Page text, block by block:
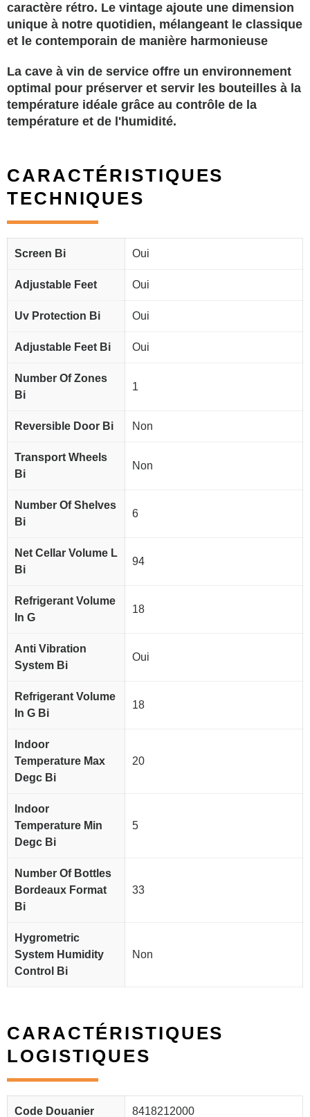
caractère rétro. Le vintage ajoute une dimension
unique à notre quotidien, mélangeant le classique
et le contemporain de manière harmonieuse
La cave à vin de service offre un environnement
optimal pour préserver et servir les bouteilles à la
température idéale grâce au contrôle de la
température et de l'humidité.
CARACTÉRISTIQUES
TECHNIQUES
Screen Bi Oui
Adjustable Feet Oui
Uv Protection Bi Oui
Adjustable Feet Bi Oui
Number Of Zones
Bi
1
Reversible Door Bi Non
Transport Wheels
Bi
Non
Number Of Shelves
Bi
6
Net Cellar Volume L
Bi
94
Refrigerant Volume
In G
18
Anti Vibration
System Bi
Oui
Refrigerant Volume
In G Bi
18
Indoor
Temperature Max
Degc Bi
20
Indoor
Temperature Min
Degc Bi
5
Number Of Bottles
Bordeaux Format
Bi
33
Hygrometric
System Humidity
Control Bi
Non
CARACTÉRISTIQUES
LOGISTIQUES
Code Douanier 8418212000